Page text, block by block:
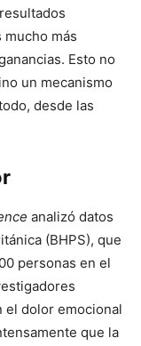
más
Esto no
un mecanismo
desde las
analizó datos
(BHPS), que
personas en el
el dolor emocional
que la